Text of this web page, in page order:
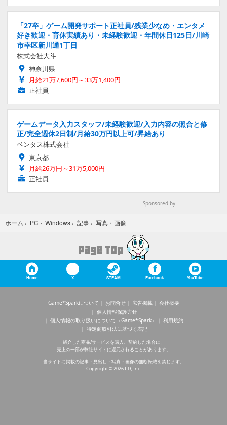
「27卒」ゲーム開発サポート正社員/残業少なめ・エンタメ
好き歓迎・育休実績あり・未経験歓迎・年間休日125日/川崎
市幸区新川通1丁目
株式会社大斗
神奈川県
月給21万7,600円～33万1,400円
正社員
ゲームデータ入力スタッフ/未経験歓迎/入力内容の照合と修
正/完全週休2日制/月給30万円以上可/昇給あり
ベンタス株式会社
東京都
月給26万円～31万5,000円
正社員
Sponsored by
ホーム › PC › Windows › 記事 › 写真・画像
Home X STEAM Facebook YouTube
Game*Sparkについて お問合せ 広告掲載
会社概要
個人情報保護方針
個人情報の取り扱いについて（Game*Spark）
利用規約
特定商取引法に基づく表記
紹介した商品/サービスを購入、契約した場合に、
売上の一部が弊社サイトに還元されることがあります。
当サイトに掲載の記事・見出し・写真・画像の無断転載を禁じます。
Copyright © 2026 IID, Inc.